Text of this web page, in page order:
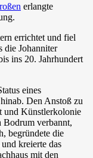
erlangte
errichtet und fiel
die Johanniter
ins 20. Jahrhundert
eines
Den Anstoß zu
und Künstlerkolonie
Bodrum verbannt,
begründete die
kreierte das
mit den